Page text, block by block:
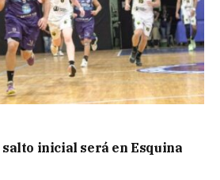
inicial será en Esquina